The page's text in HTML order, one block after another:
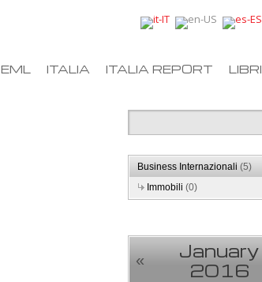
EML ITALIA ITALIA REPORT LIBRI
Business Internazionali(5)
Immobili(0)
«
January
2016